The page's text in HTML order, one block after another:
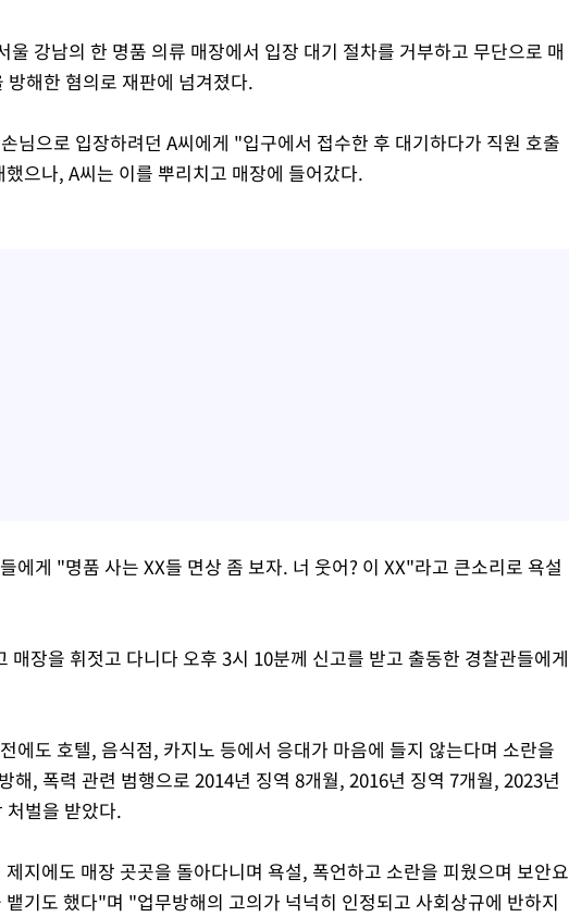
울 강남의 한 명품 의류 매장에서 입장 대기 절차를 거부하고 무단으로 매
해한 혐의로 재판에 넘겨졌다.
님으로 입장하려던 A씨에게 "입구에서 접수한 후 대기하다가 직원 호출
으나, A씨는 이를 뿌리치고 매장에 들어갔다.
에게 "명품 사는 XX들 면상 좀 보자. 너 웃어? 이 XX"라고 큰소리로 욕설
매장을 휘젓고 다니다 오후 3시 10분께 신고를 받고 출동한 경찰관들에게
에도 호텔, 음식점, 카지노 등에서 응대가 마음에 들지 않는다며 소란을
해, 폭력 관련 범행으로 2014년 징역 8개월, 2016년 징역 7개월, 2023년
처벌을 받았다.
지에도 매장 곳곳을 돌아다니며 욕설, 폭언하고 소란을 피웠으며 보안요
기도 했다"며 "업무방해의 고의가 넉넉히 인정되고 사회상규에 반하지